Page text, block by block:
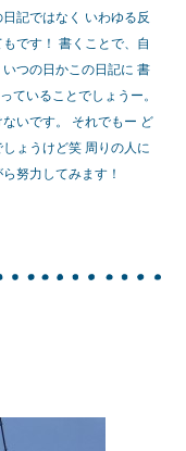
記ではなく いわゆる反
です！ 書くことで、自
つの日かこの日記に 書
ていることでしょうー。
いです。 それでもー ど
ょうけど笑 周りの人に
努力してみます！